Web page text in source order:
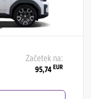
Začetek na:
95,74 EUR